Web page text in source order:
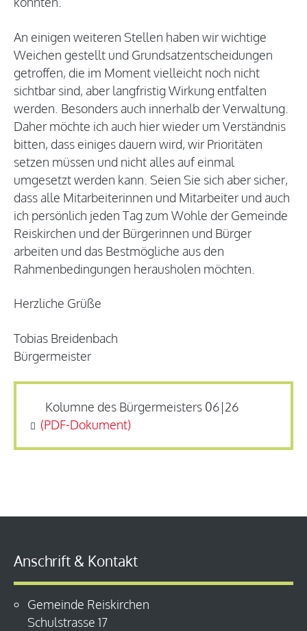
An einigen weiteren Stellen haben wir wichtige
Weichen gestellt und Grundsatzentscheidungen
getroffen, die im Moment vielleicht noch nicht
sichtbar sind, aber langfristig Wirkung entfalten
werden. Besonders auch innerhalb der Verwaltung.
Daher möchte ich auch hier wieder um Verständnis
bitten, dass einiges dauern wird, wir Prioritäten
setzen müssen und nicht alles auf einmal
umgesetzt werden kann. Seien Sie sich aber sicher,
dass alle Mitarbeiterinnen und Mitarbeiter und auch
ich persönlich jeden Tag zum Wohle der Gemeinde
Reiskirchen und der Bürgerinnen und Bürger
arbeiten und das Bestmögliche aus den
Rahmenbedingungen herausholen möchten.
Herzliche Grüße
Tobias Breidenbach
Bürgermeister
Kolumne des Bürgermeisters 06|26
Anschrift & Kontakt
Gemeinde Reiskirchen
Schulstrasse 17